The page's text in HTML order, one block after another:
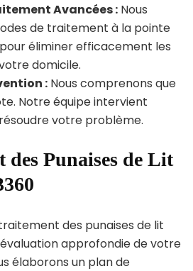
Avancées : Nous
de traitement à la pointe
éliminer efficacement les
domicile.
: Nous comprenons que
Notre équipe intervient
votre problème.
des Punaises de Lit
des punaises de lit
approfondie de votre
élaborons un plan de